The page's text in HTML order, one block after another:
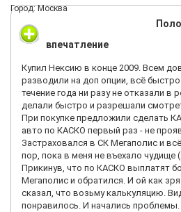
Город: Москва
впечатление
Купил Нексию в конце 2009. Всем
разводили на доп опции, всё
течение года ни разу не отказали в
делали быстро и разрешали
При покупке предложили сделать
авто по КАСКО первый раз - не
Застраховался в СК Мегаполис и
пор, пока в меня не въехало чудище
Прикинув, что по КАСКО выплатят
Мегаполис и обратился. И ой как
сказал, что возьму калькуляцию.
понравилось. И начались